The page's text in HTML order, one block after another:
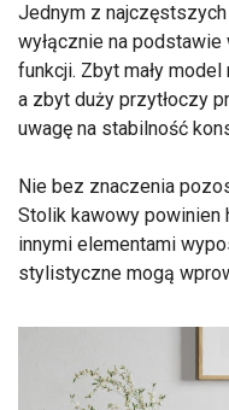
Jednym z
wyłącznie na
funkcji. Zbyt mały
a zbyt duży przytłoczy
uwagę na stabilność
Nie bez znaczenia
Stolik kawowy powinien
innymi elementami
stylistyczne mogą